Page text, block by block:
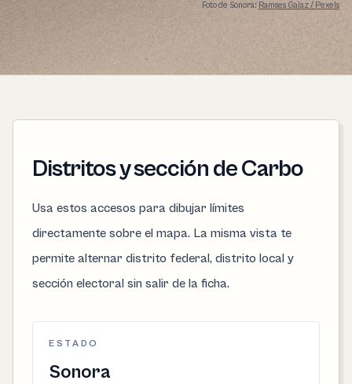
Foto de Sonora: Ramses Galaz / Pexels
Distritos y sección de Carbo
Usa estos accesos para dibujar límites
directamente sobre el mapa. La misma vista te
permite alternar distrito federal, distrito local y
sección electoral sin salir de la ficha.
ESTADO
Sonora